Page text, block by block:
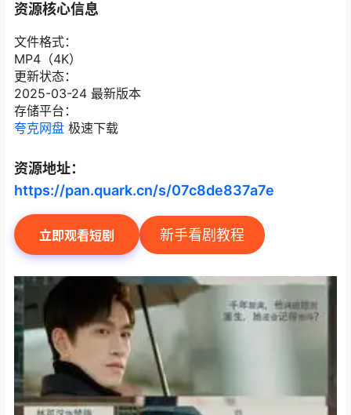
资源核心信息
文件格式：
MP4（4K）
更新状态：
2025-03-24 最新版本
存储平台：
夸克网盘 极速下载
资源地址：
https://pan.quark.cn/s/07c8de837a7e
立即观看短剧 新手看剧教程